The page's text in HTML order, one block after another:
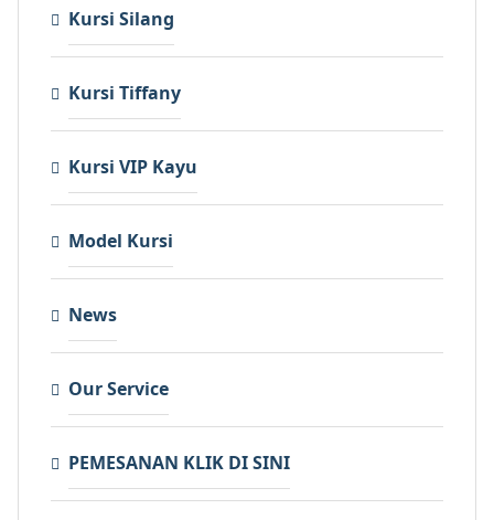
Kursi Silang
Kursi Tiffany
Kursi VIP Kayu
Model Kursi
News
Our Service
PEMESANAN KLIK DI SINI